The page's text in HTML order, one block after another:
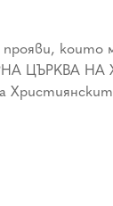
които
ЦЪРКВА